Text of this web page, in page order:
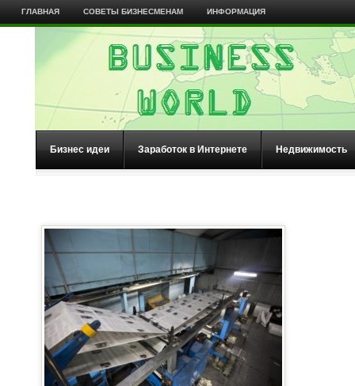
ГЛАВНАЯ СОВЕТЫ БИЗНЕСМЕНАМ ИНФОРМАЦИЯ
Бизнес идеи Заработок в Интернете Недвижимость